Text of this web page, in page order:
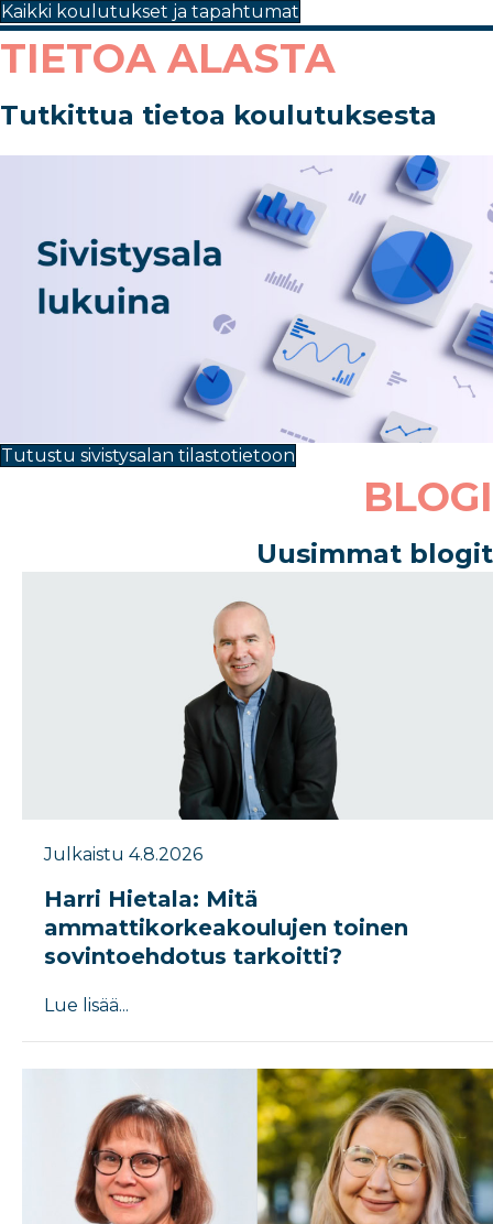
Kaikki koulutukset ja tapahtumat
TIETOA ALASTA
Tutkittua tietoa koulutuksesta
Tutustu sivistysalan tilastotietoon
BLOGI
Uusimmat blogit
Julkaistu 4.8.2026
Harri Hietala: Mitä
ammattikorkeakoulujen toinen
sovintoehdotus tarkoitti?
Lue lisää...